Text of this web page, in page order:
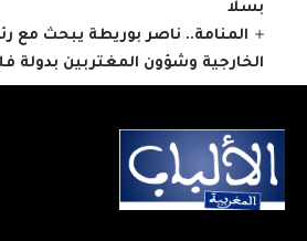
بسلا
المنامة.. ناصر بوريطة يبحث مع
الخارجية وشؤون المغتربين بدولة